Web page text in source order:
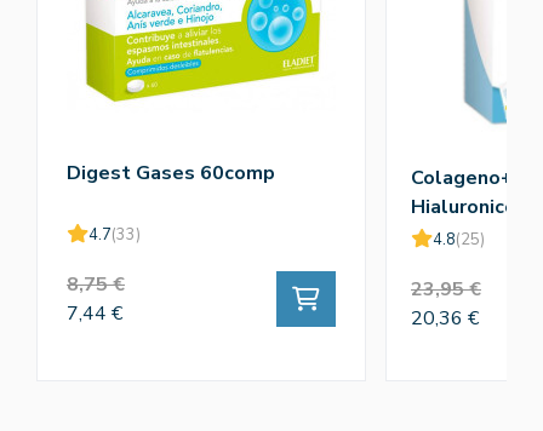
Digest Gases 60comp
4.7(33)
8,75 €
7,44 €
4.8(25)
23,95 €
20,36 €